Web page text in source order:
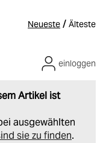
Neueste / Älteste
Artikel ist
ausgewählten
sie zu finden.
einloggen